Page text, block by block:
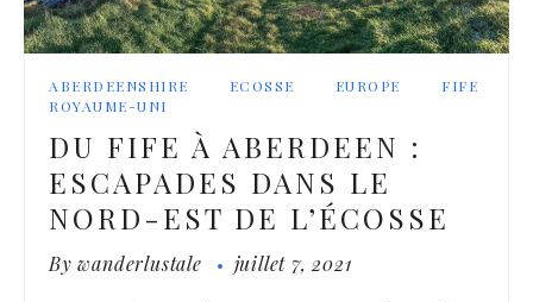
ABERDEENSHIRE ECOSSE EUROPE
FIFE
ROYAUME-UNI
DU FIFE À ABERDEEN :
ESCAPADES DANS LE
NORD-EST DE L’ÉCOSSE
Bywanderlustale juillet 7, 2021